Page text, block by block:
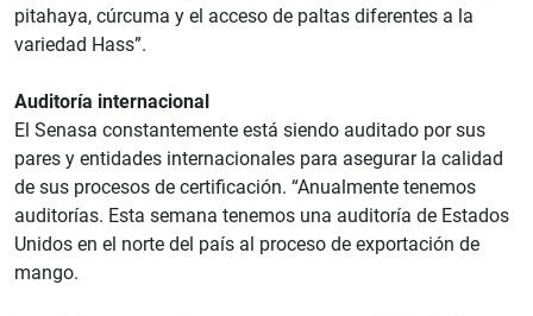
pitahaya, cúrcuma y el acceso de paltas diferentes a la
variedad Hass”.
Auditoría internacional
El Senasa constantemente está siendo auditado por sus
pares y entidades internacionales para asegurar la calidad
de sus procesos de certificación. “Anualmente tenemos
auditorías. Esta semana tenemos una auditoría de Estados
Unidos en el norte del país al proceso de exportación de
mango.